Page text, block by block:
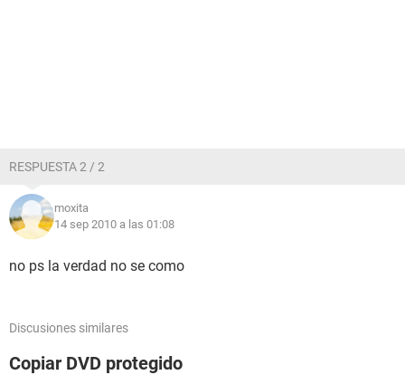
RESPUESTA 2 / 2
moxita
14 sep 2010 a las 01:08
no ps la verdad no se como
Discusiones similares
Copiar DVD protegido